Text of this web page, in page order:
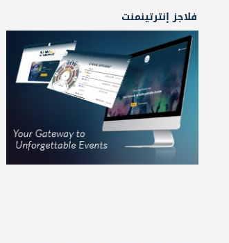
فلاجز إنترتينمنت